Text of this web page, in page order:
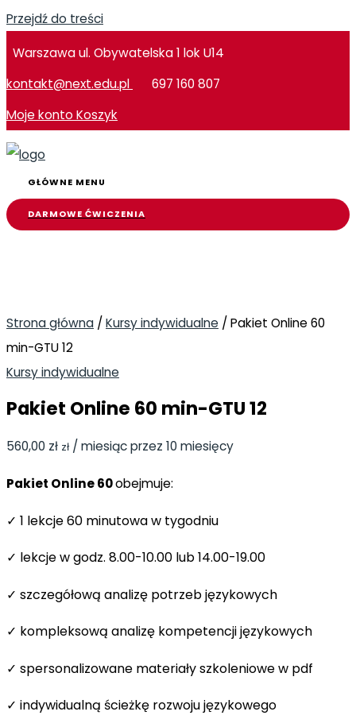
Przejdź do treści
Warszawa ul. Obywatelska 1 lok U14
kontakt@next.edu.pl
697 160 807
Moje konto Koszyk
GŁÓWNE MENU
DARMOWE ĆWICZENIA
Strona główna / Kursy indywidualne / Pakiet Online 60
min-GTU 12
Kursy indywidualne
Pakiet Online 60 min-GTU 12
560,00 zł zł / miesiąc przez 10 miesięcy
Pakiet Online 60obejmuje:
✓ 1 lekcje 60 minutowa w tygodniu
✓ lekcje w godz. 8.00-10.00 lub 14.00-19.00
✓ szczegółową analizę potrzeb językowych
✓ kompleksową analizę kompetencji językowych
✓ spersonalizowane materiały szkoleniowe w pdf
✓ indywidualną ścieżkę rozwoju językowego